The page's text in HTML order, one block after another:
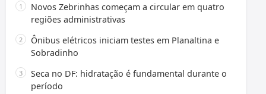
Novos Zebrinhas começam a circular em quatro
regiões administrativas
Ônibus elétricos iniciam testes em Planaltina e
Sobradinho
Seca no DF: hidratação é fundamental durante o
período